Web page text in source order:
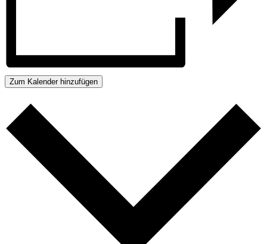
Zum Kalender hinzufügen